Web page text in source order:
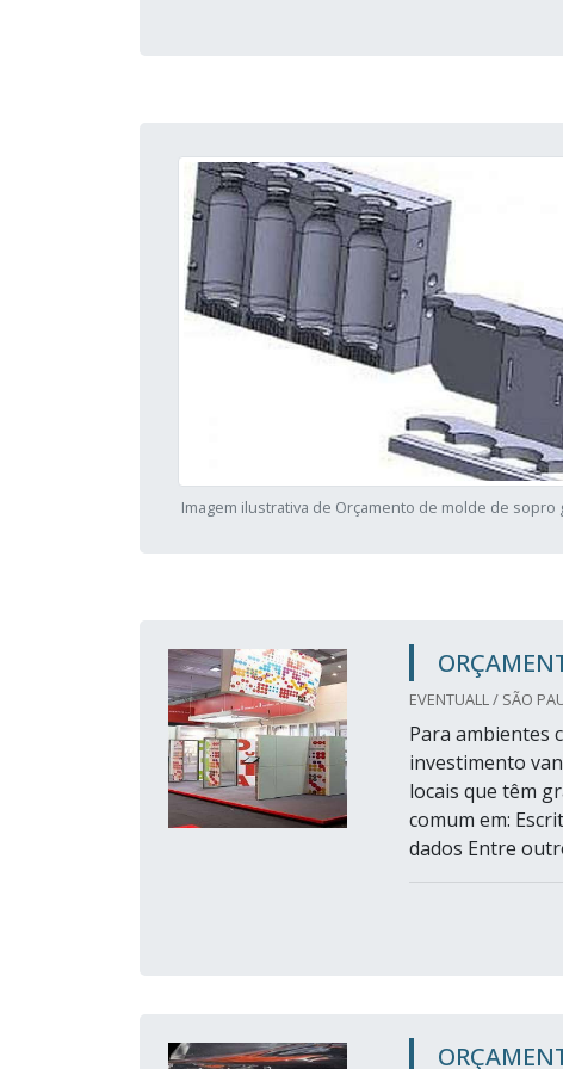
Imagem ilustrativa de Orçamento de molde de sopro
EVENTUALL / SÃO
Para ambientes
investimento
locais que têm
comum em:
dados Entre